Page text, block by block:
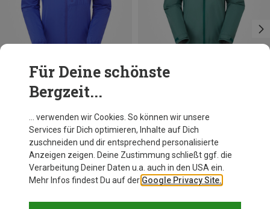
Du sparst 26%
Für Deine schönste
Bergzeit...
… verwenden wir Cookies. So können wir unsere
Services für Dich optimieren, Inhalte auf Dich
zuschneiden und dir entsprechend personalisierte
Anzeigen zeigen. Deine Zustimmung schließt ggf. die
Verarbeitung Deiner Daten u.a. auch in den USA ein.
Mehr Infos findest Du auf der Google Privacy Site.